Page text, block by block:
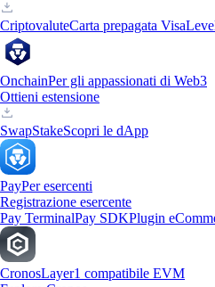
CriptovaluteCarta prepagata Visa
OnchainPer gli appassionati di Web3
Ottieni estensione
SwapStakeScopri le dApp
PayPer esercenti
Registrazione esercente
Pay TerminalPay SDKPlugin
CronosLayer1 compatibile EVM